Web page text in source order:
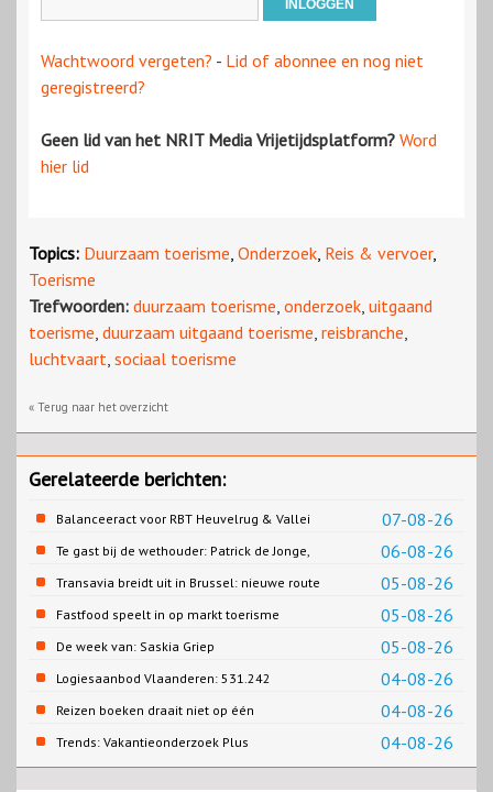
Wachtwoord vergeten? - Lid of abonnee en nog niet
geregistreerd?
Geen lid van het NRIT Media Vrijetijdsplatform? Word
hier lid
Topics: Duurzaam toerisme, Onderzoek, Reis & vervoer,
Toerisme
Trefwoorden: duurzaam toerisme, onderzoek, uitgaand
toerisme, duurzaam uitgaand toerisme, reisbranche,
luchtvaart, sociaal toerisme
« Terug naar het overzicht
Gerelateerde berichten:
07-08-26
Balanceeract voor RBT Heuvelrug & Vallei
06-08-26
Te gast bij de wethouder: Patrick de Jonge,
Gemeente Emmen
05-08-26
Transavia breidt uit in Brussel: nieuwe route
naar Porto
05-08-26
Fastfood speelt in op markt toerisme
05-08-26
De week van: Saskia Griep
04-08-26
Logiesaanbod Vlaanderen: 531.242
slaapplaatsen
04-08-26
Reizen boeken draait niet op één
contentbron
04-08-26
Trends: Vakantieonderzoek Plus